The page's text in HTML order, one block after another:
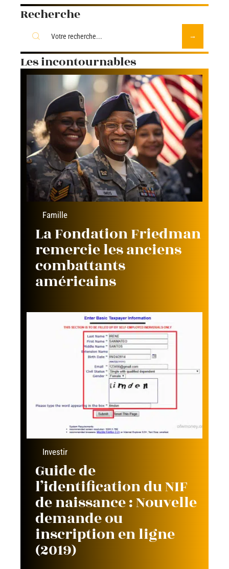
Recherche
Les incontournables
Famille
La Fondation Friedman
remercie les anciens
combattants
américains
Investir
Guide de
l’identification du NIF
de naissance : Nouvelle
demande ou
inscription en ligne
(2019)